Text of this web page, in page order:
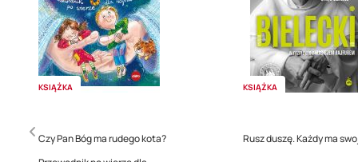
KSIĄŻKA
Czy Pan Bóg ma rudego kota?
KSIĄŻKA
Rusz duszę. Każdy ma